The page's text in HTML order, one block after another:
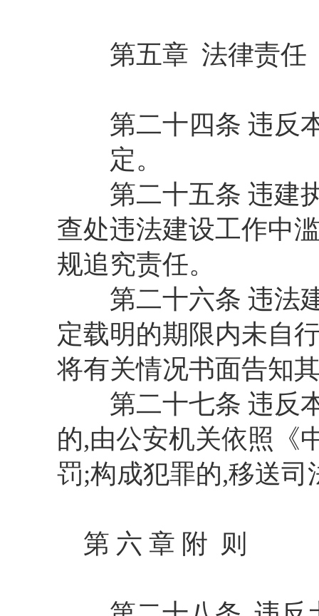
第五章 法律责任
第二十四条 违反本
定。
第二十五条 违建执
查处违法建设工作中
规追究责任。
第二十六条 违法建
定载明的期限内未自
将有关情况书面告知
第二十七条 违反本
的,由公安机关依照《
罚;构成犯罪的,移送
第 六 章 附 则